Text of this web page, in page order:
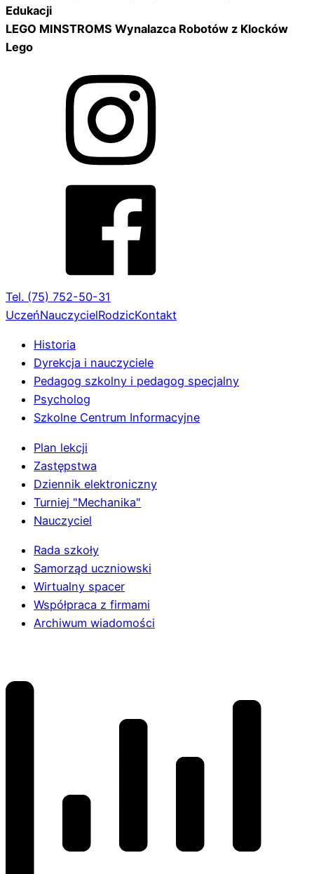
Edukacji
LEGO MINSTROMS Wynalazca Robotów z Klocków
Lego
Tel. (75) 752-50-31
UczeńNauczycielRodzicKontakt
Historia
Dyrekcja i nauczyciele
Pedagog szkolny i pedagog specjalny
Psycholog
Szkolne Centrum Informacyjne
Plan lekcji
Zastępstwa
Dziennik elektroniczny
Turniej "Mechanika"
Nauczyciel
Rada szkoły
Samorząd uczniowski
Wirtualny spacer
Współpraca z firmami
Archiwum wiadomości